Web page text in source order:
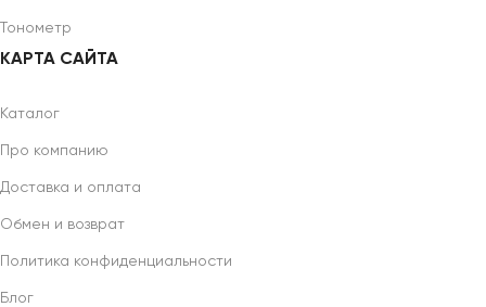
Тонометр
КАРТА САЙТА
Каталог
Про компанию
Доставка и оплата
Обмен и возврат
Политика конфиденциальности
Блог